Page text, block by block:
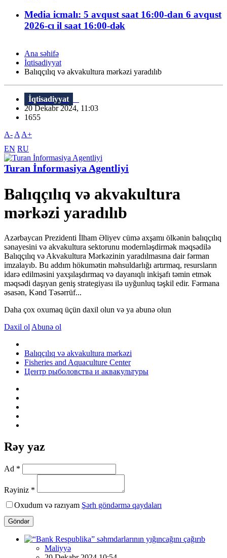
Media icmalı: 5 avqust saat 16:00-dan 6 avqust
2026-cı il saat 16:00-dək
Ana səhifə
İqtisadiyyat
Balıqçılıq və akvakultura mərkəzi yaradılıb
İqtisadiyyat
20 Dekabr 2024, 11:03
1655
A- A A+
EN RU
Turan İnformasiya Agentliyi
Balıqçılıq və akvakultura
mərkəzi yaradılıb
Azərbaycan Prezidenti İlham Əliyev cümə axşamı ölkənin balıqçılıq
sənayesini və akvakultura sektorunu modernləşdirmək məqsədilə
Balıqçılıq və Akvakultura Mərkəzinin yaradılmasına dair fərman
imzalayıb. Bu addım hökumətin məhsuldarlığı artırmaq, resursların
idarə edilməsini yaxşılaşdırmaq və dayanıqlı inkişafı təmin etmək
məqsədi daşıyan geniş strategiyası ilə uyğunluq təşkil edir. Fərmana
əsasən, Kənd Təsərrüf...
Daha çox oxumaq üçün daxil olun və ya abunə olun
Daxil ol Abunə ol
Balıqçılıq və akvakultura mərkəzi
Fisheries and Aquaculture Center
Центр рыболовства и аквакультуры
Rəy yaz
Ad *
Rəyiniz *
Oxudum və razıyam Şərh göndərmə qaydaları
Göndər
Maliyyə